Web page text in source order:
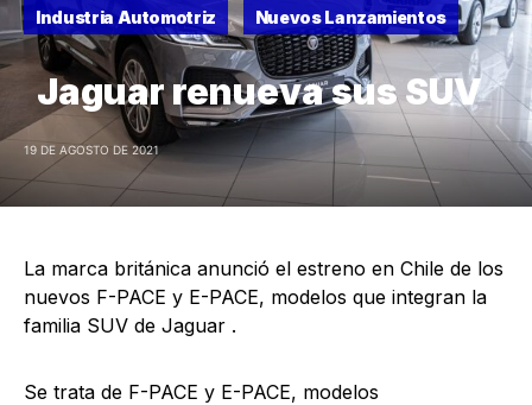
Industria Automotriz Nuevos Lanzamientos
Jaguar renueva sus SUV
19 DE AGOSTO DE 2021
La marca británica anunció el estreno en Chile de los
nuevos F-PACE y E-PACE, modelos que integran la
familia SUV de Jaguar .
Se trata de F-PACE y E-PACE, modelos